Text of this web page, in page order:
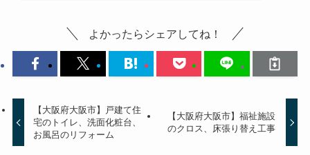
よかったらシェアしてね！
【大阪府大阪市】戸建て住
宅のトイレ、洗面化粧台、
お風呂のリフォーム
【大阪府大阪市】福祉施設
のクロス、床張り替え工事